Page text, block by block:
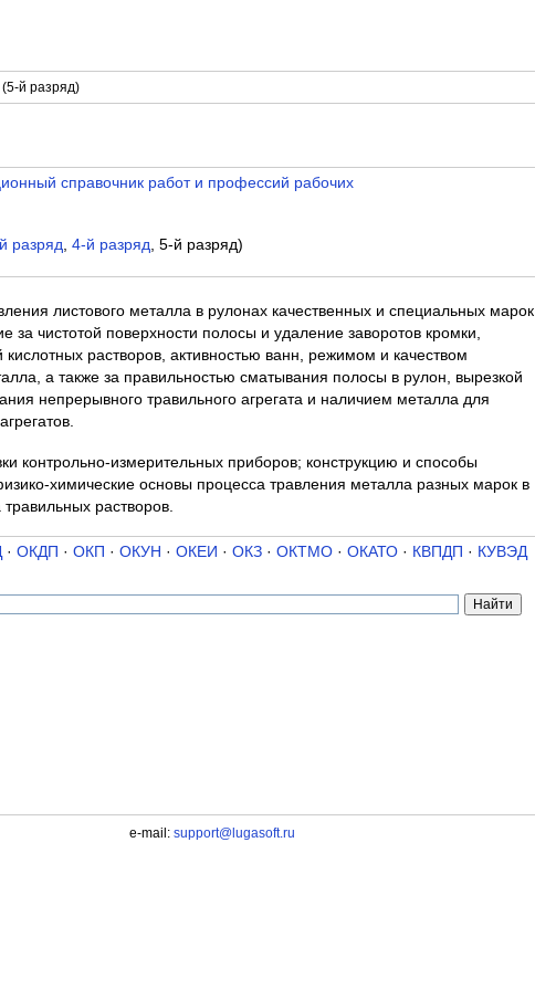
й разряд)
справочник работ и профессий рабочих
разряд,4-й разряд, 5-й разряд)
листового металла в рулонах качественных и специальных марок
за чистотой поверхности полосы и удаление заворотов кромки,
растворов, активностью ванн, режимом и качеством
а также за правильностью сматывания полосы в рулон, вырезкой
непрерывного травильного агрегата и наличием металла для
контрольно-измерительных приборов; конструкцию и способы
химические основы процесса травления металла разных марок в
растворов.
· ОКДП · ОКП · ОКУН · ОКЕИ · ОКЗ· ОКТМО· ОКАТО· КВПДП · КУВЭД
e-mail: support@lugasoft.ru